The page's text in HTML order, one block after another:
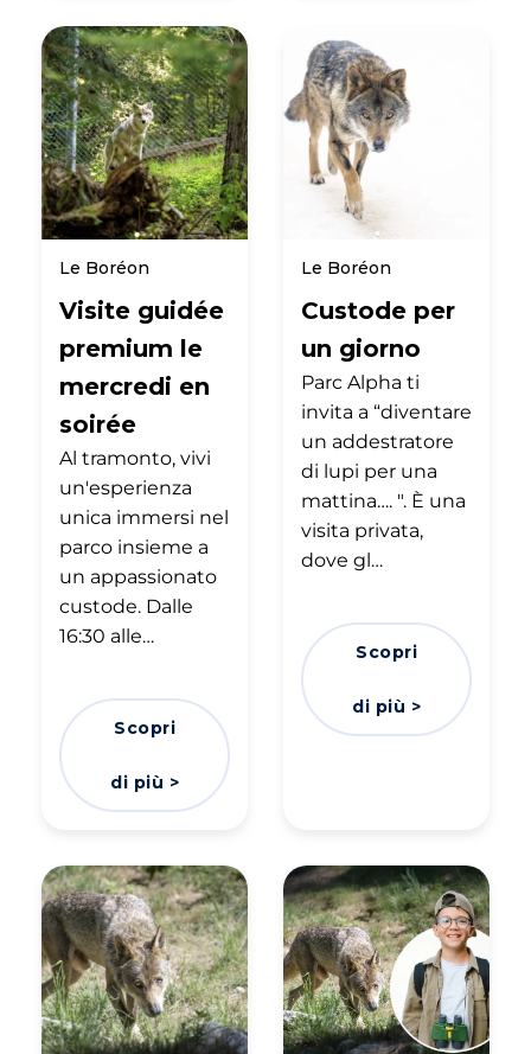
Le Boréon
Visite guidée
premium le
mercredi en
soirée
Al tramonto, vivi
un'esperienza
unica immersi nel
parco insieme a
un appassionato
custode. Dalle
16:30 alle…
Scopri
di più >
Le Boréon
Custode per
un giorno
Parc Alpha ti
invita a “diventare
un addestratore
di lupi per una
mattina…. ". È una
visita privata,
dove gl…
Scopri
di più >